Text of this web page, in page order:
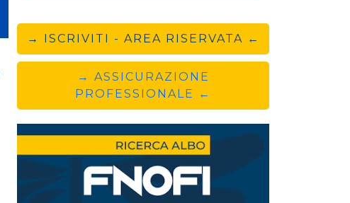
→ ISCRIVITI - AREA RISERVATA ←
→ ASSICURAZIONE
PROFESSIONALE ←